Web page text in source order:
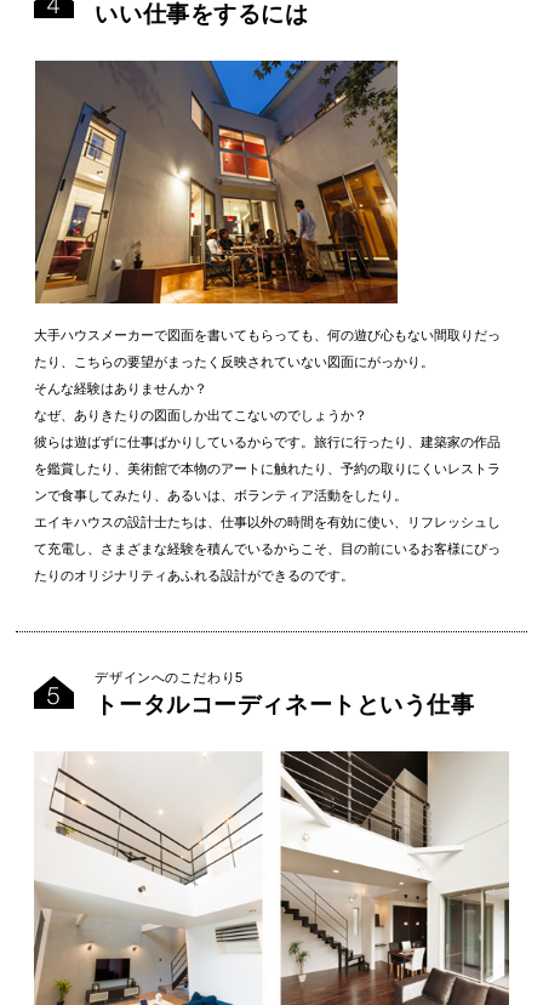
いい仕事をするには
大手ハウスメーカーで図面を書いてもらっても、何の遊び心もない間取りだっ
たり、こちらの要望がまったく反映されていない図面にがっかり。
そんな経験はありませんか？
なぜ、ありきたりの図面しか出てこないのでしょうか？
彼らは遊ばずに仕事ばかりしているからです。旅行に行ったり、建築家の作品
を鑑賞したり、美術館で本物のアートに触れたり、予約の取りにくいレストラ
ンで食事してみたり、あるいは、ボランティア活動をしたり。
エイキハウスの設計士たちは、仕事以外の時間を有効に使い、リフレッシュし
て充電し、さまざまな経験を積んでいるからこそ、目の前にいるお客様にぴっ
たりのオリジナリティあふれる設計ができるのです。
デザインへのこだわり5
トータルコーディネートという仕事